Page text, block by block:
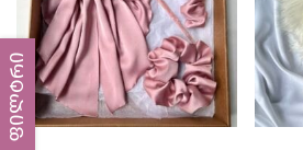
ფილტრი